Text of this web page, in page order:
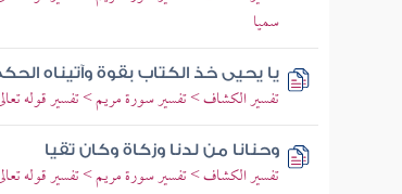
سميا
يا يحيى خذ الكتاب بقوة وآتيناه
تفسير الكشاف > تفسير سورة مريم > تفسير قوله
وحنانا من لدنا وزكاة وكان تقيا
تفسير الكشاف > تفسير سورة مريم > تفسير قوله